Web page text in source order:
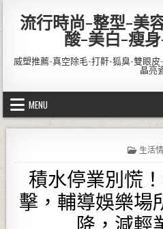
流行時尚-整型-美
酸-美白-瘦
威塑推薦-真空除毛-打鼾-狐臭-雙眼
晶亮
MENU
生活
積水停業別慌
擊，輔導娛樂場
降，減輕